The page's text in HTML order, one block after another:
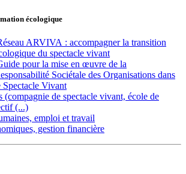
écologique
ARVIVA : accompagner la transition
du spectacle vivant
pour la mise en œuvre de la
Sociétale des Organisations dans
Spectacle Vivant
(compagnie de spectacle vivant, école de
(...)
emploi et travail
gestion financière